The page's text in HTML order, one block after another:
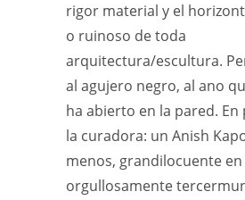
rigor material y el
o ruinoso de toda
arquitectura/escultura.
al agujero negro, al ano
ha abierto en la pared. En
la curadora: un Anish
menos, grandilocuente
orgullosamente